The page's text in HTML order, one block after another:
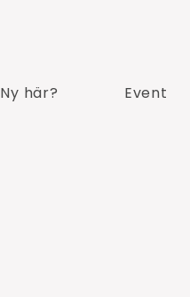
Ny här? Event